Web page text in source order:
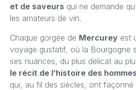
et de saveurs qui ne demande
les amateurs de vin.
Chaque gorgée de Mercurey est
voyage gustatif, où la Bourgogne
ses nuances, du plus délicat au
le récit de l’histoire des
qui, au fil des siècles, ont façonné